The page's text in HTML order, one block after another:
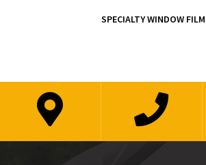
SPECIALTY WINDOW FILM